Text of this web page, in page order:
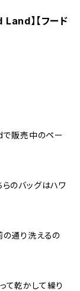
】【フード
販売中のペー
のバッグはハワ
の通り洗えるの
て乾かして繰り